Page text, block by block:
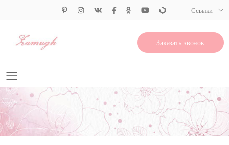
Ссылки
Заказать звонок
Свернуть меню